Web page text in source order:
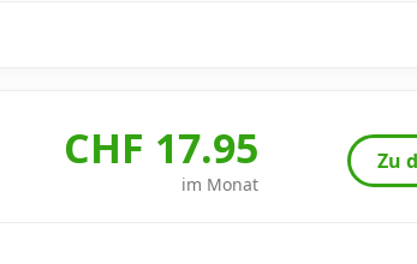
CHF 17.95
im Monat
Zu